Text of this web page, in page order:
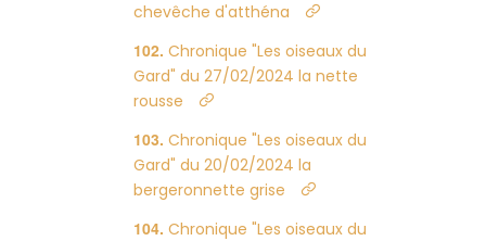
chevêche d'atthéna
Chronique "Les oiseaux du
Gard" du 27/02/2024 la nette
rousse
Chronique "Les oiseaux du
Gard" du 20/02/2024 la
bergeronnette grise
Chronique "Les oiseaux du